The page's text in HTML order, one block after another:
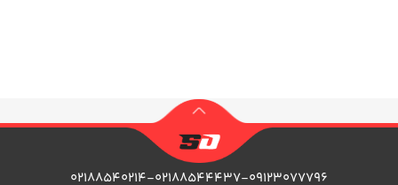
۰۲۱۸۸۵۴۰۲۱۴-۰۲۱۸۸۵۴۴۴۳۷-۰۹۱۲۳۰۷۷۷۹۶